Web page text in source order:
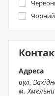
Чорний
Адреса
вул.
м.